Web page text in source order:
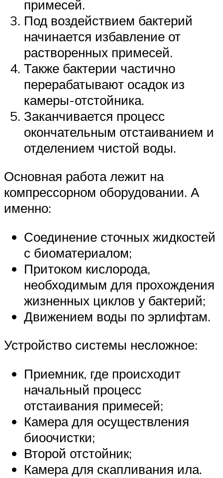
примесей.
Под воздействием бактерий
начинается избавление от
растворенных примесей.
Также бактерии частично
перерабатывают осадок из
камеры-отстойника.
Заканчивается процесс
окончательным отстаиванием и
отделением чистой воды.
Основная работа лежит на
компрессорном оборудовании. А
именно:
Соединение сточных жидкостей
с биоматериалом;
Притоком кислорода,
необходимым для прохождения
жизненных циклов у бактерий;
Движением воды по эрлифтам.
Устройство системы несложное:
Приемник, где происходит
начальный процесс
отстаивания примесей;
Камера для осуществления
биоочистки;
Второй отстойник;
Камера для скапливания ила.